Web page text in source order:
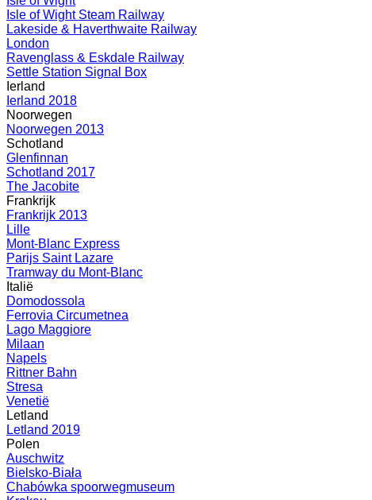
Isle of Wight Steam Railway
Lakeside & Haverthwaite Railway
London
Ravenglass & Eskdale Railway
Settle Station Signal Box
Ierland
Ierland 2018
Noorwegen
Noorwegen 2013
Schotland
Glenfinnan
Schotland 2017
The Jacobite
Frankrijk
Frankrijk 2013
Lille
Mont-Blanc Express
Parijs Saint Lazare
Tramway du Mont-Blanc
Italië
Domodossola
Ferrovia Circumetnea
Lago Maggiore
Milaan
Napels
Rittner Bahn
Stresa
Venetië
Letland
Letland 2019
Polen
Auschwitz
Bielsko-Biała
Chabówka spoorwegmuseum